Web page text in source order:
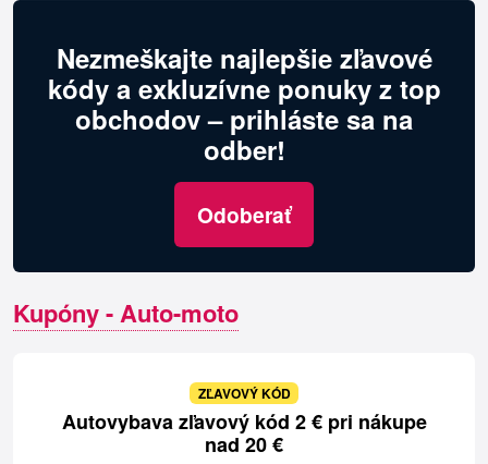
Nezmeškajte najlepšie zľavové
kódy a exkluzívne ponuky z top
obchodov – prihláste sa na
odber!
Odoberať
Kupóny - Auto-moto
ZĽAVOVÝ KÓD
Autovybava zľavový kód 2 € pri nákupe
nad 20 €